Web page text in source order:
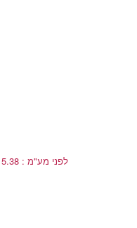
לפני מע"מ : 115.38 ₪